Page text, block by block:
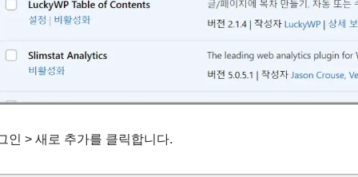
인 > 새로 추가를 클릭합니다.